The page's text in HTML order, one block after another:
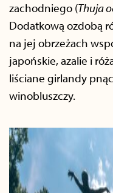
zachodniego (Thuja
Dodatkową ozdobą
na jej obrzeżach
japońskie, azalie i
liściane girlandy
winobluszczy.